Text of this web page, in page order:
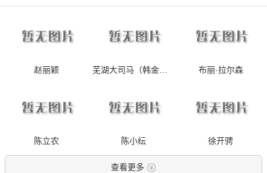
赵丽颖 布丽·拉尔森
陈立农 陈小纭 徐开骋
查看更多